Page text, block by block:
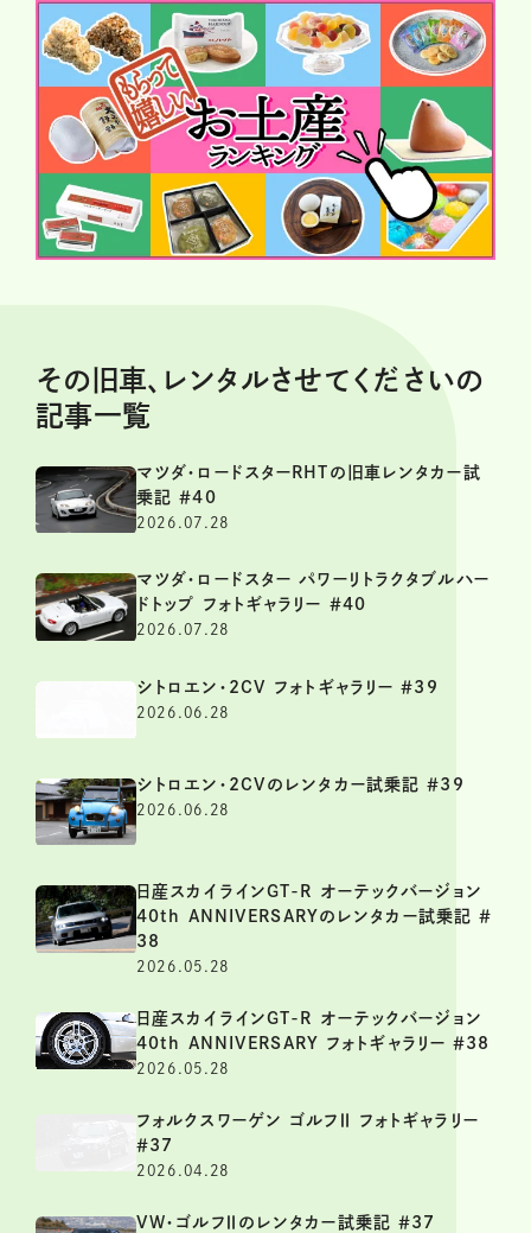
その旧車、レンタルさせてくださいの
記事一覧
マツダ・ロードスターRHTの旧車レンタカー試
乗記 ＃40
2026.07.28
マツダ・ロードスター パワーリトラクタブルハー
ドトップ フォトギャラリー ＃40
2026.07.28
シトロエン・2CV フォトギャラリー ＃39
2026.06.28
シトロエン・2CVのレンタカー試乗記 ＃39
2026.06.28
日産スカイラインGT-R オーテックバージョン
40th ANNIVERSARYのレンタカー試乗記 ＃
38
2026.05.28
日産スカイラインGT-R オーテックバージョン
40th ANNIVERSARY フォトギャラリー ＃38
2026.05.28
フォルクスワーゲン ゴルフⅡ フォトギャラリー
＃37
2026.04.28
VW・ゴルフⅡのレンタカー試乗記 ＃37